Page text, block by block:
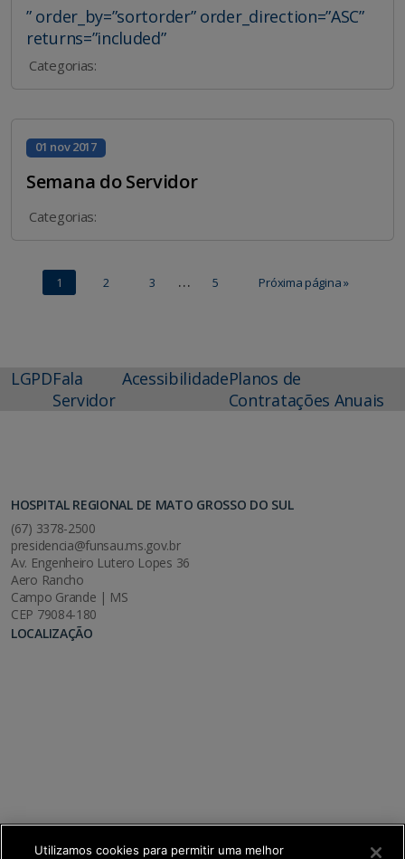
” order_by=”sortorder” order_direction=”ASC”
returns=”included”
Categorias:
01 nov 2017
Semana do Servidor
Categorias:
1 2 3 … 5 Próxima página »
LGPDFala
Servidor
AcessibilidadePlanos de
Contratações Anuais
HOSPITAL REGIONAL DE MATO GROSSO DO SUL
(67) 3378-2500
presidencia@funsau.ms.gov.br
Av. Engenheiro Lutero Lopes 36
Aero Rancho
Campo Grande | MS
CEP 79084-180
LOCALIZAÇÃO
Utilizamos cookies para permitir uma melhor